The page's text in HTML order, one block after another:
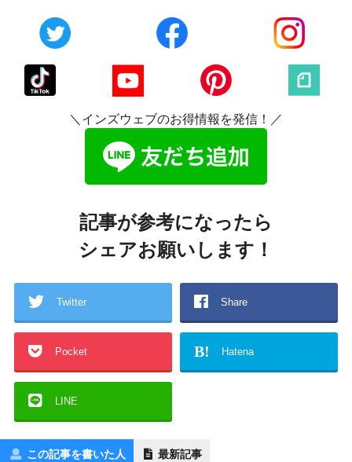
＼インズウェブのお得情報を発信！／
記事が参考になったら
シェアお願いします！
Twitter Share
Pocket B! Hatena
LINE
この記事を書いた人 最新記事